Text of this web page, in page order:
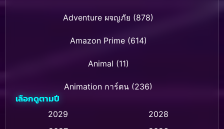
Adventure ผจญภัย (878)
Amazon Prime(614)
Animal (11)
Animation การ์ตูน (236)
Animation การ์ตูน (32)
เลือกดูตามปี
2029
2028